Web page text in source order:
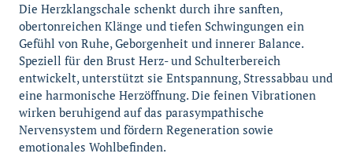
Die Herzklangschale schenkt durch ihre sanften,
obertonreichen Klänge und tiefen Schwingungen ein
Gefühl von Ruhe, Geborgenheit und innerer Balance.
Speziell für den Brust Herz- und Schulterbereich
entwickelt, unterstützt sie Entspannung, Stressabbau und
eine harmonische Herzöffnung. Die feinen Vibrationen
wirken beruhigend auf das parasympathische
Nervensystem und fördern Regeneration sowie
emotionales Wohlbefinden.